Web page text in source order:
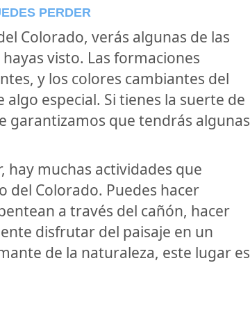
PERDER
Colorado, verás algunas de las
visto. Las formaciones
y los colores cambiantes del
especial. Si tienes la suerte de
garantizamos que tendrás algunas
hay muchas actividades que
del Colorado. Puedes hacer
a través del cañón, hacer
disfrutar del paisaje en un
de la naturaleza, este lugar es